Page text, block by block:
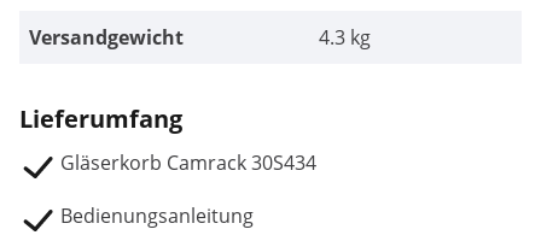
Versandgewicht 4.3 kg
Lieferumfang
Gläserkorb Camrack 30S434
Bedienungsanleitung